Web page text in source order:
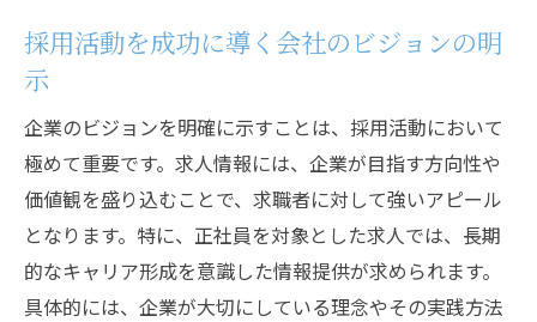
求人情報のSEO最適化の重要性
ビジュアルコンテンツで求職者を引きつけ
ターゲット層を考慮した求人広告の作成
応募者に対するリアルな企業体験の共有
求人情報における透明性の確保
求職者の目線で考える求人情報のクリエイ
ティブ
採用活動を成功に導く会社のビジョンの明
示
企業のビジョンを明確に示すことは、採用活動において
極めて重要です。求人情報には、企業が目指す方向性や
価値観を盛り込むことで、求職者に対して強いアピール
となります。特に、正社員を対象とした求人では、長期
的なキャリア形成を意識した情報提供が求められます。
具体的には、企業が大切にしている理念やその実践方法